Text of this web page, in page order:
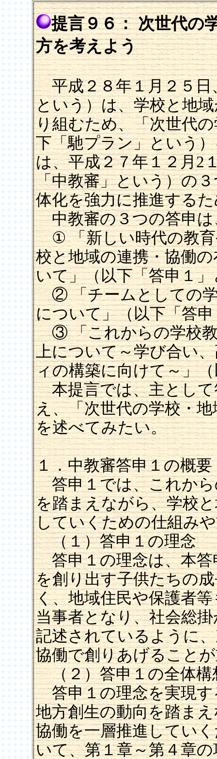
提言９６： 次世代の
方を考えよう
平成２８年１月２５日
という）は、学校と地
り組むため、「次世代
下「馳プラン」という
は、平成２７年１２月2
「中教審」という）の
体化を強力に推進する
中教審の３つの答申は
① 「新しい時代の教育
校と地域の連携・協働
いて」（以下「答申１
② 「チームとしての学
について」（以下「答
③ 「これからの学校教
上について～学び合い
ィの構築に向けて～」
本提言では、主として
え、「次世代の学校・
を述べてみたい。
１．中教審答申１の概
答申１では、これから
を踏まえながら、学校
していくための仕組み
（１）答申１の理念
答申１の理念は、本答
を創り出す子供たちの
く、地域住民や保護者
当事者となり、社会総
記述されているように
協働で創りあげること
（２）答申１の全体構
答申１の理念を実現す
地方創生の動向を踏ま
協働を一層推進してい
いて、第１章～第４章